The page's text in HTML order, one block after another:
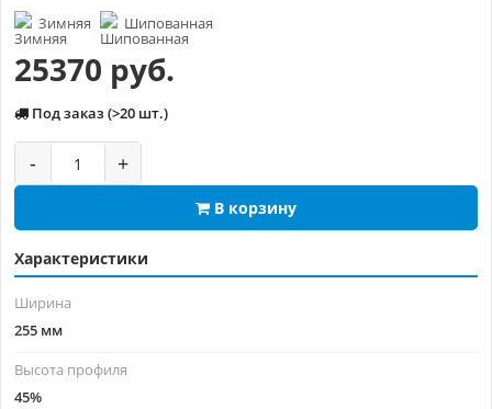
Зимняя Шипованная
25370 руб.
Под заказ (>20 шт.)
- +
В корзину
Характеристики
Ширина
255 мм
Высота профиля
45%